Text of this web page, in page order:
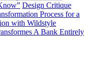
Design Critique
Process for a
with Wildstyle
A Bank Entirely